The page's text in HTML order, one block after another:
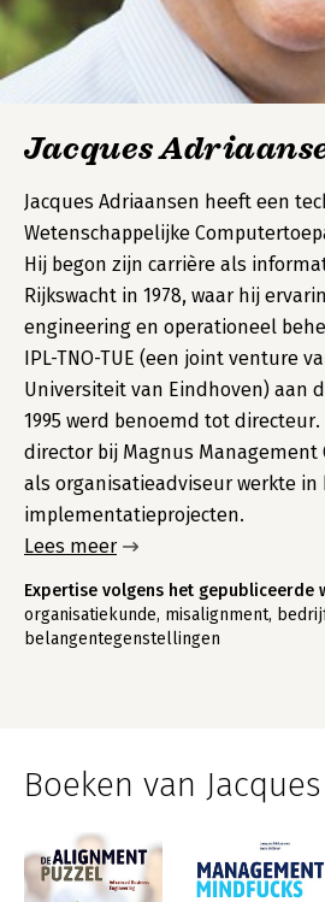
Jacques
Jacques Adriaansen heeft een
Wetenschappelijke
Hij begon zijn carrière als
Rijkswacht in 1978, waar hij
engineering en operationeel
IPL-TNO-TUE (een joint venture
Universiteit van Eindhoven) aan
1995 werd benoemd tot directeur.
director bij Magnus
als organisatieadviseur werkte in
implementatieprojecten.
Lees meer
Expertise volgens het gepubliceerde
organisatiekunde, misalignment,
belangentegenstellingen
Boeken van